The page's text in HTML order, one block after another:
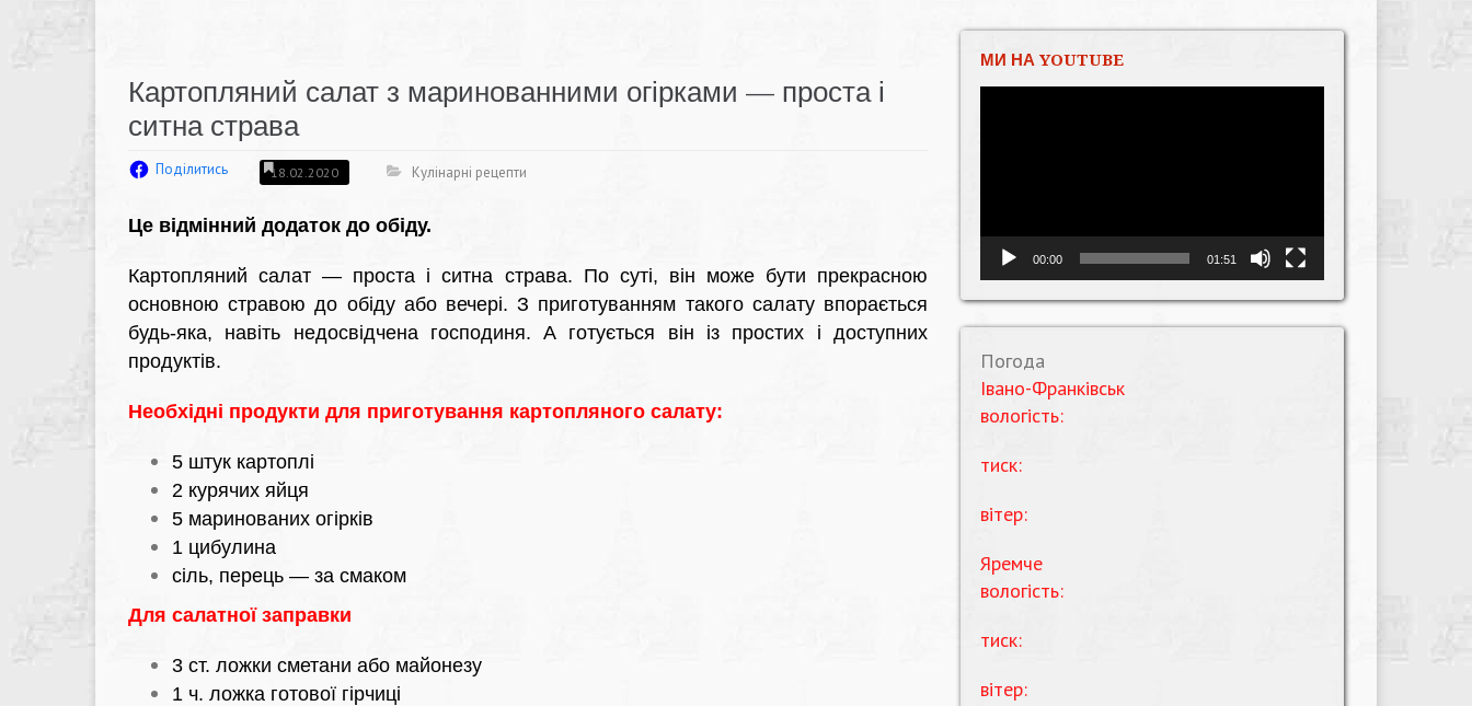
Картопляний салат з маринованними огірками — проста і
ситна страва
Поділитись 18.02.2020 Кулінарні рецепти
Це відмінний додаток до обіду.
Картопляний салат — проста і ситна страва. По суті, він може бути прекрасною
основною стравою до обіду або вечері. З приготуванням такого салату впорається
будь-яка, навіть недосвідчена господиня. А готується він із простих і доступних
продуктів.
Необхідні продукти для приготування картопляного салату:
5 штук картоплі
2 курячих яйця
5 маринованих огірків
1 цибулина
сіль, перець — за смаком
Для салатної заправки
3 ст. ложки сметани або майонезу
1 ч. ложка готової гірчиці
МИ НА YOUTUBE
00:00 01:51
Погода
Івано-Франківськ
вологість:
тиск:
вітер:
Яремче
вологість:
тиск:
вітер: